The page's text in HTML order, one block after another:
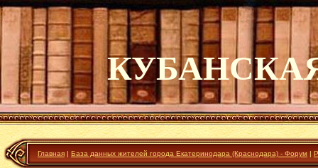
Главная | База данных жителей города Екатеринодара (Краснодара) - Форум |